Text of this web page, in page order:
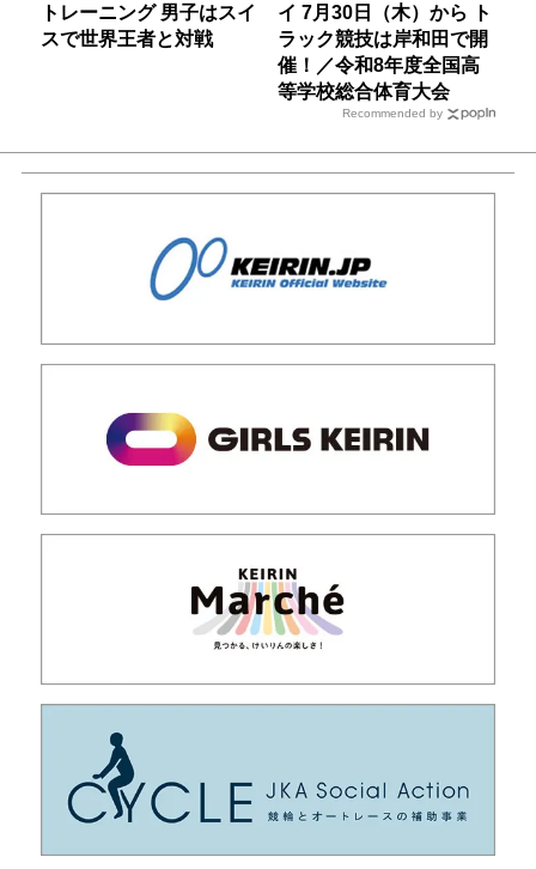
トレーニング 男子はスイ
スで世界王者と対戦
イ 7月30日（木）から ト
ラック競技は岸和田で開
催！／令和8年度全国高
等学校総合体育大会
Recommended by